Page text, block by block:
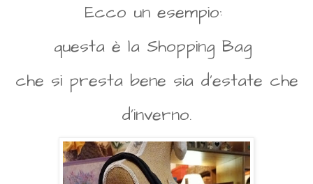
Ecco un esempio:
questa è la Shopping Bag
che si presta bene sia d'estate che
d'inverno.